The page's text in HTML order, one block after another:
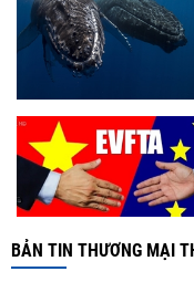
BẢN TIN THƯƠNG MẠI